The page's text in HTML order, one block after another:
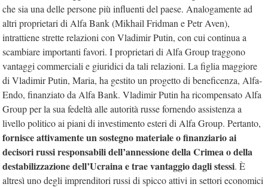
che sia una delle persone più influenti del paese. Analogamente ad
altri proprietari di Alfa Bank (Mikhail Fridman e Petr Aven),
intrattiene strette relazioni con Vladimir Putin, con cui continua a
scambiare importanti favori. I proprietari di Alfa Group traggono
vantaggi commerciali e giuridici da tali relazioni. La figlia maggiore
di Vladimir Putin, Maria, ha gestito un progetto di beneficenza, Alfa-
Endo, finanziato da Alfa Bank. Vladimir Putin ha ricompensato Alfa
Group per la sua fedeltà alle autorità russe fornendo assistenza a
livello politico ai piani di investimento esteri di Alfa Group. Pertanto,
fornisce attivamente un sostegno materiale o finanziario ai
decisori russi responsabili dell’annessione della Crimea o della
destabilizzazione dell’Ucraina e trae vantaggio dagli stessi. È
altresì uno degli imprenditori russi di spicco attivi in settori economici